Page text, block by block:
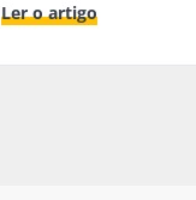
Ler o artigo